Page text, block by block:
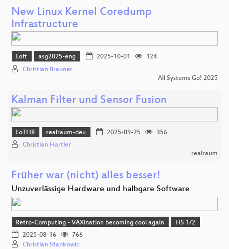
New Linux Kernel Coredump
Infrastructure
Loft asg2025-eng 2025-10-01
124
Christian Brauner
All Systems Go! 2025
Kalman Filter und Sensor Fusion
LoTHR realraum-deu 2025-09-25
356
Christian Hartler
realraum
Früher war (nicht) alles besser!
Unzuverlässige Hardware und halbgare Software
Retro-Computing - VAXination becoming cool again
HS 1/2
2025-08-16
766
Christian Stankowic